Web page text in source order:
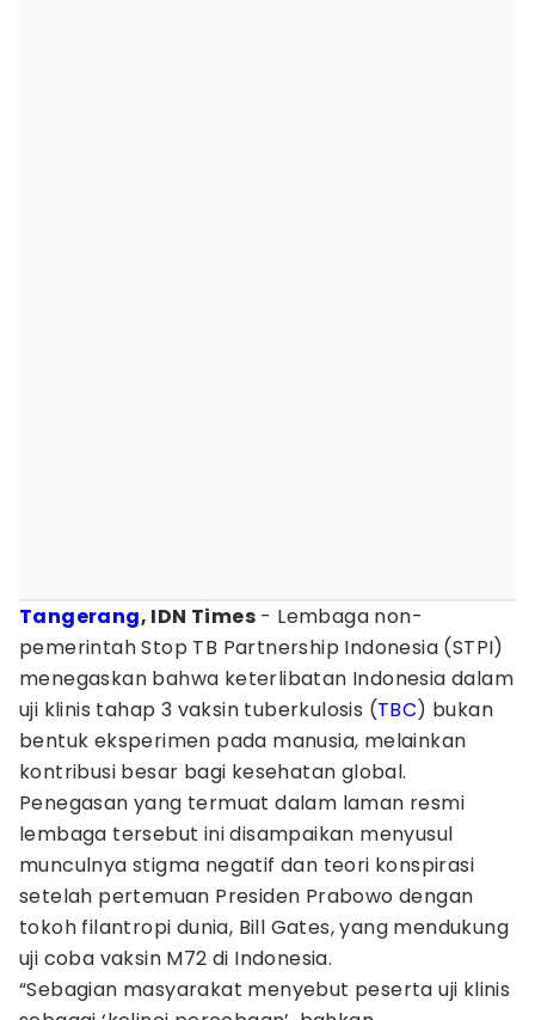
Tangerang, IDN Times - Lembaga non-
pemerintah Stop TB Partnership Indonesia (STPI)
menegaskan bahwa keterlibatan Indonesia dalam
uji klinis tahap 3 vaksin tuberkulosis (TBC) bukan
bentuk eksperimen pada manusia, melainkan
kontribusi besar bagi kesehatan global.
Penegasan yang termuat dalam laman resmi
lembaga tersebut ini disampaikan menyusul
munculnya stigma negatif dan teori konspirasi
setelah pertemuan Presiden Prabowo dengan
tokoh filantropi dunia, Bill Gates, yang mendukung
uji coba vaksin M72 di Indonesia.
“Sebagian masyarakat menyebut peserta uji klinis